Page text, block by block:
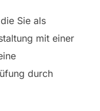
Sie als
mit einer
durch